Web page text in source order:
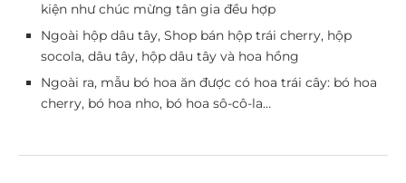
kiện như chúc mừng tân gia đều hợp
Ngoài hộp dâu tây, Shop bán hộp trái cherry, hộp
socola, dâu tây, hộp dâu tây và hoa hồng
Ngoài ra, mẫu bó hoa ăn được có hoa trái cây: bó hoa
cherry, bó hoa nho, bó hoa sô-cô-la…